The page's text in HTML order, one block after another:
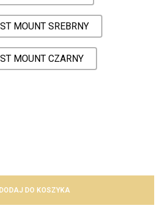
MOUNT SREBRNY
MOUNT CZARNY
DODAJ DO KOSZYKA